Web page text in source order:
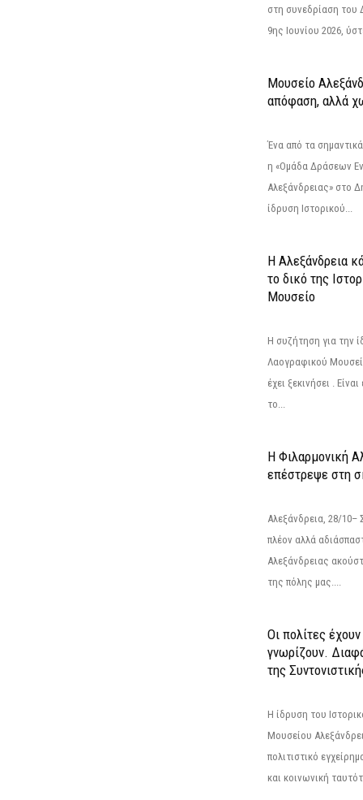
στη συνεδρίαση του
9ης Ιουνίου 2026,
Μουσείο
απόφαση, αλλά
Ένα από τα
η «Ομάδα Δράσεων
Αλεξάνδρειας» στο
ίδρυση Ιστορικού...
Η Αλεξάνδρεια
το δικό της
Μουσείο
Η συζήτηση για την
Λαογραφικού
έχει ξεκινήσει .
το...
Η Φιλαρμονική
επέστρεψε στη
Αλεξάνδρεια, 28/
πλέον αλλά
Αλεξάνδρειας
της πόλης μας....
Οι πολίτες
γνωρίζουν.
της
Η ίδρυση του
Μουσείου
πολιτιστικό
και κοινωνική